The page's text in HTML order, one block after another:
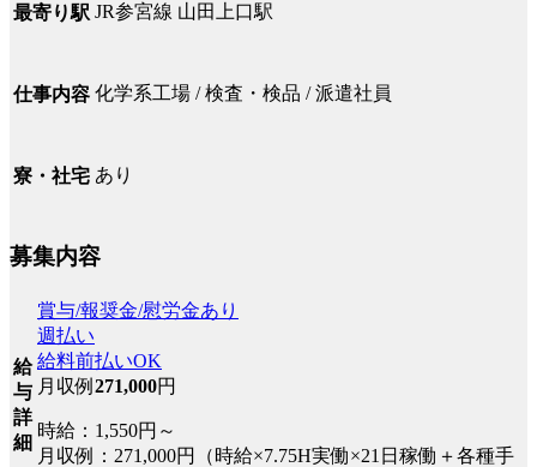
最寄り駅 JR参宮線 山田上口駅
仕事内容 化学系工場 / 検査・検品 / 派遣社員
寮・社宅 あり
募集内容
給
与
詳
細
賞与/報奨金/慰労金あり
週払い
給料前払いOK
月収例 271,000円
時給：1,550円～
月収例：271,000円（時給×7.75H実働×21日稼働＋各種手